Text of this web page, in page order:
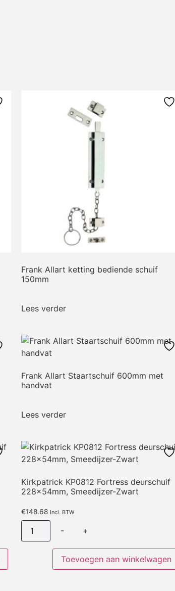
Frank Allart ketting bediende schuif
150mm
Lees verder
Frank Allart Staartschuif 600mm met
handvat
Lees verder
Kirkpatrick KP0812 Fortress deurschuif
228x54mm, Smeedijzer-Zwart
€148.68 Incl. BTW
- +
Toevoegen aan winkelwagen